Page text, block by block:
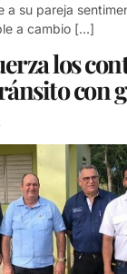
a su pareja
a cambio […]
los
con